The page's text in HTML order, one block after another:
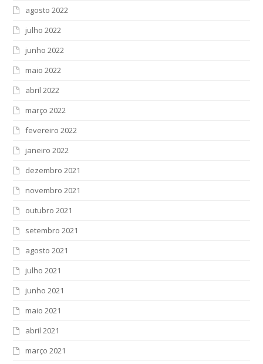
agosto 2022
julho 2022
junho 2022
maio 2022
abril 2022
março 2022
fevereiro 2022
janeiro 2022
dezembro 2021
novembro 2021
outubro 2021
setembro 2021
agosto 2021
julho 2021
junho 2021
maio 2021
abril 2021
março 2021